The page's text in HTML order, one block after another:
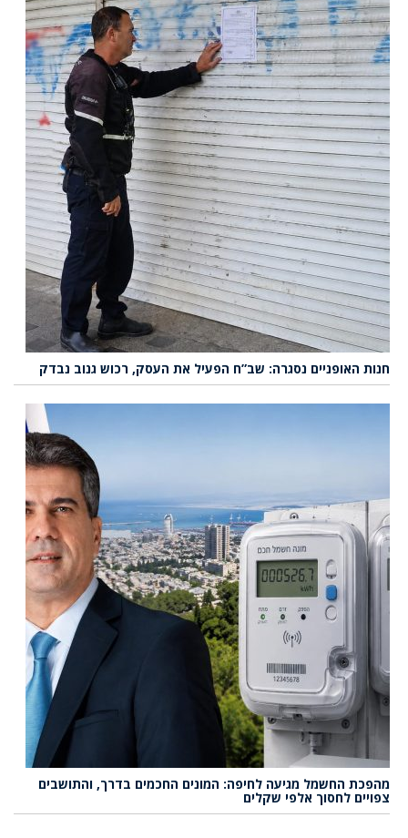
חנות האופניים נסגרה: שב”ח הפעיל את העסק, רכוש גנוב נבדק
מהפכת החשמל מגיעה לחיפה: המונים החכמים בדרך, והתושבים
צפויים לחסוך אלפי שקלים